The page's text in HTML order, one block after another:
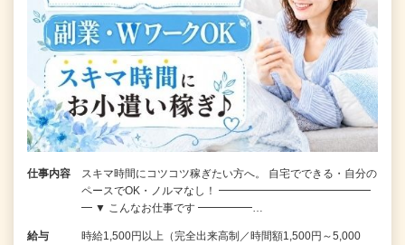
仕事内容
スキマ時間にコツコツ稼ぎたい方へ。 自宅でできる・自分の
ペースでOK・ノルマなし！ ━━━━━━━━━━━━━━
━ ▼ こんなお仕事です ━━━━━…
給与
時給1,500円以上（完全出来高制／時間額1,500円～5,000